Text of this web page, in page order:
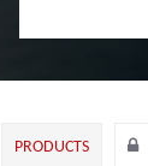
PRODUCTS